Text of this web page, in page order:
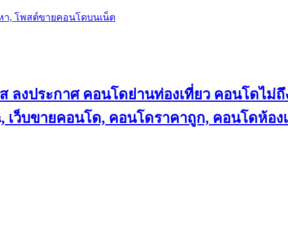
, โพสต์ขายคอนโดบนเน็ต
ลงประกาศ คอนโดย่านท่องเที่ยว คอนโดไ
ว็บขายคอนโด, คอนโดราคาถูก, คอนโดห้อง